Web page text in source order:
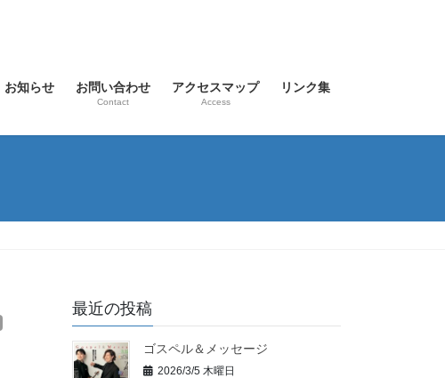
お知らせ お問い合わせ
Contact
アクセスマップ
Access
リンク集
最近の投稿
ゴスペル＆メッセージ
2026/3/5 木曜日